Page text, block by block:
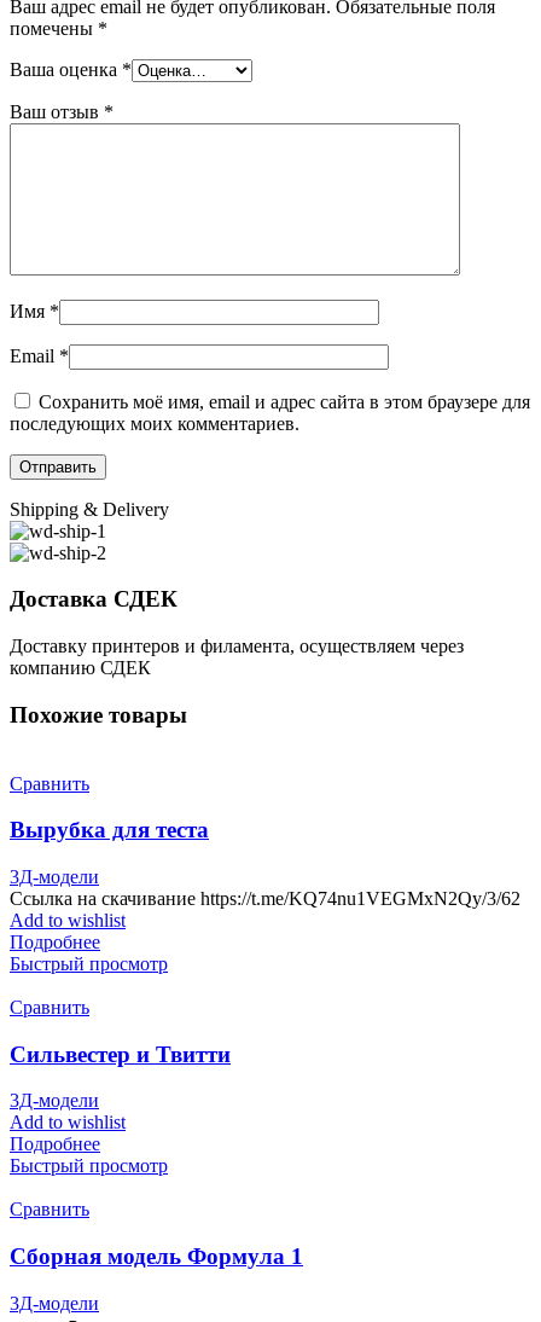
Ваш адрес email не будет опубликован. Обязательные поля
помечены *
Ваша оценка *
Ваш отзыв *
Имя *
Email *
Сохранить моё имя, email и адрес сайта в этом браузере для
последующих моих комментариев.
Shipping & Delivery
Доставка СДЕК
Доставку принтеров и филамента, осуществляем через
компанию СДЕК
Похожие товары
Сравнить
Вырубка для теста
3Д-модели
Ссылка на скачивание https://t.me/KQ74nu1VEGMxN2Qy/3/62
Add to wishlist
Подробнее
Быстрый просмотр
Сравнить
Сильвестер и Твитти
3Д-модели
Add to wishlist
Подробнее
Быстрый просмотр
Сравнить
Сборная модель Формула 1
3Д-модели